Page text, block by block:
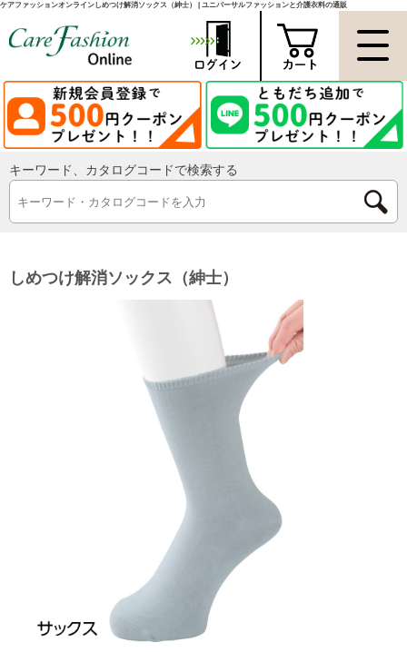
ケアファッションオンラインしめつけ解消ソックス（紳士） | ユニバーサルファッションと介護衣料の通販
キーワード、カタログコードで検索する
しめつけ解消ソックス（紳士）